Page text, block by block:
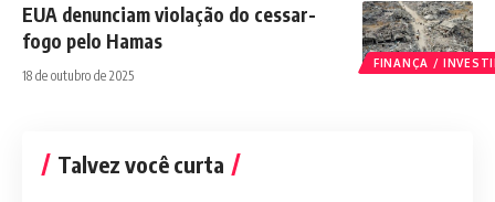
FINANÇA /
EUA denunciam violação do cessar-
fogo pelo Hamas
18 de outubro de 2025
Talvez você curta